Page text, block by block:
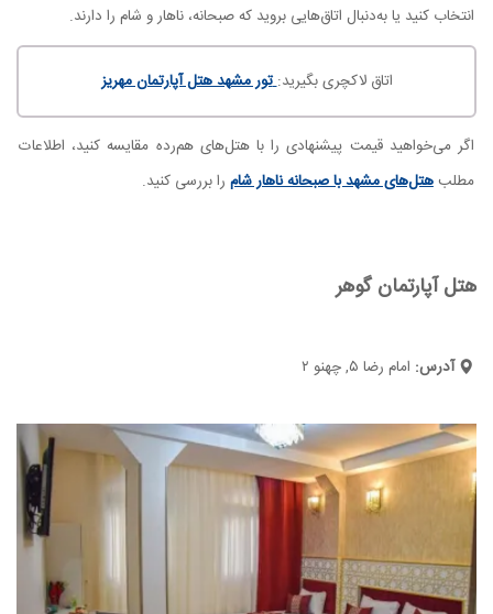
انتخاب کنید یا به‌دنبال اتاق‌هایی بروید که صبحانه، ناهار و شام را دارند.
اتاق لاکچری بگیرید:تور مشهد هتل آپارتمان مهریز
اگر می‌خواهید قیمت پیشنهادی را با هتل‌های هم‌رده مقایسه کنید، اطلاعات
مطلبهتل‌های مشهد با صبحانه ناهار شام را بررسی کنید.
هتل آپارتمان گوهر
آدرس: امام رضا ۵, چهنو ۲